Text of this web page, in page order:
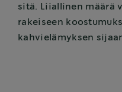
sitä. Liiallinen määrä
rakeiseen
kahvielämyksen